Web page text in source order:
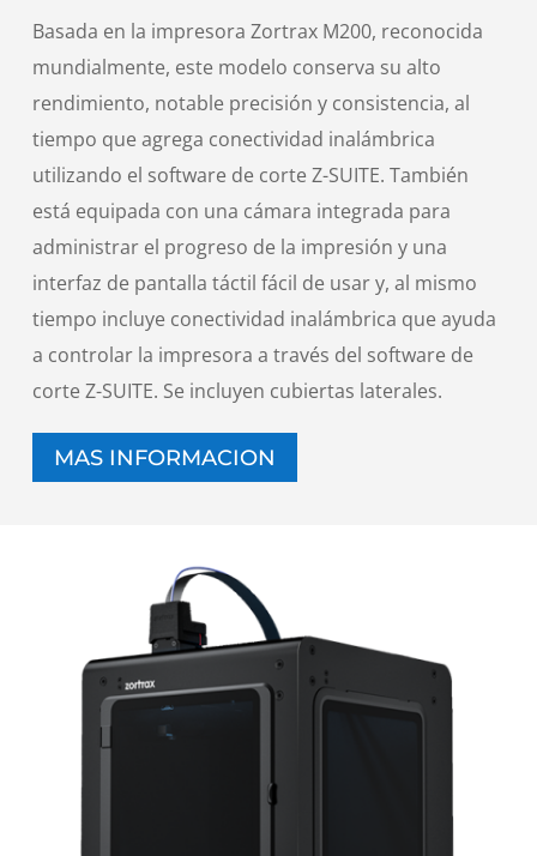
Basada en la impresora Zortrax M200, reconocida
mundialmente, este modelo conserva su alto
rendimiento, notable precisión y consistencia, al
tiempo que agrega conectividad inalámbrica
utilizando el software de corte Z-SUITE. También
está equipada con una cámara integrada para
administrar el progreso de la impresión y una
interfaz de pantalla táctil fácil de usar y, al mismo
tiempo incluye conectividad inalámbrica que ayuda
a controlar la impresora a través del software de
corte Z-SUITE. Se incluyen cubiertas laterales.
MAS INFORMACION